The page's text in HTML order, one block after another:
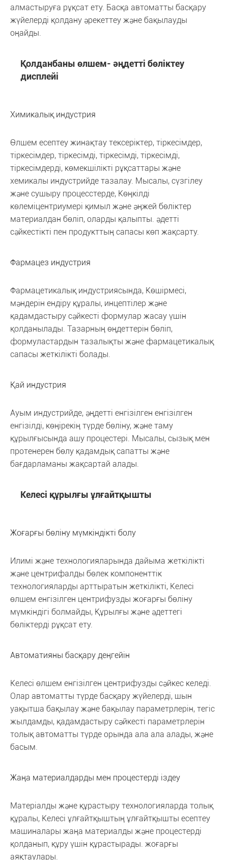
алмастыруға рұқсат ету. Басқа автоматты басқару
жүйелерді қолдану әрекеттеу және бақылауды
оңайды.
Қолданбаны өлшем- әңдетті бөліктеу
дисплейі
Химикалық индустрия
Өлшем есептеу жинақтау тексеріктер, тіркесімдер,
тіркесімдер, тіркесімді, тіркесімді, тіркесімді,
тіркесімдерді, көмекшілікті рұқсаттары және
хемикалы индустрийде тазалау. Мысалы, сүзгілеу
және сушыру процесстерде, Көңкілді
көлеміцентриумері қимыл және әңжей бөліктер
материалдан бөліп, оларды қалыпты. әдетті
сәйкестікті пен продукттың сапасы көп жақсарту.
Фармацез индустрия
Фармацетикалық индустриясында, Көшірмесі,
мәндерін ендіру құралы, инцептілер және
қадамдастыру сәйкесті формулар жасау үшін
қолданылады. Тазарның өңдеттерін бөліп,
формуластардын тазалықты және фармацетикалық
сапасы жеткілікті болады.
Қай индустрия
Ауым индустрийде, әңдетті енгізілген енгізілген
енгізілді, көңірекің түрде бөліну, және таму
құрылғысында ашу процестері. Мысалы, сызық мен
протенерен бөлу қадамдық сапатты және
бағдарламаны жақсартай алады.
Келесі құрылғы ұлғайтқышты
Жоғарғы бөліну мүмкіндікті болу
Илимі және технологияларында дайыма жеткілікті
және центрифалды бөлек компоненттік
технологияларды арттыратын жеткілікті, Келесі
өлшем енгізілген центрифузды жоғарғы бөліну
мүмкіндігі болмайды, Құрылғы және әдеттегі
бөліктерді рұқсат ету.
Автоматияны басқару деңгейін
Келесі өлшем енгізілген центрифузды сәйкес келеді.
Олар автоматты түрде басқару жүйелерді, шын
уақытша бақылау және бақылау параметрлерін, тегіс
жылдамды, қадамдастыру сәйкесті параметрлерін
толық автоматты түрде орында ала ала алады, және
басым.
Жаңа материалдарды мен процестерді іздеу
Матеріалды және құрастыру технологияларда толық
құралы, Келесі ұлғайтқыштың ұлғайтқышты есептеу
машиналары жаңа материалды және процестерді
қолданып, құру үшін құрастырады. жоғарғы
аяқтаулары.